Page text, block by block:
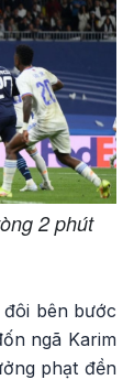
2 phút
bên bước
ngã Karim
phạt đền